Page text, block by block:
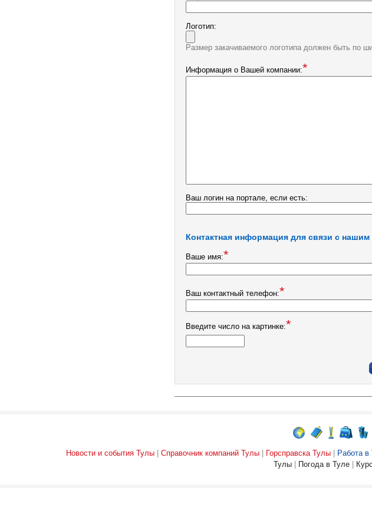
Логотип:
Размер закачиваемого логотипа должен быть по
Информация о Вашей компании:*
Ваш логин на портале, если есть:
Контактная информация для связи с
Ваше имя:*
Ваш контактный телефон:*
Введите число на картинке:*
Новости и события Тулы Справочник компаний Тулы Горсправска Тулы Работа в
Тулы
Погода в Туле